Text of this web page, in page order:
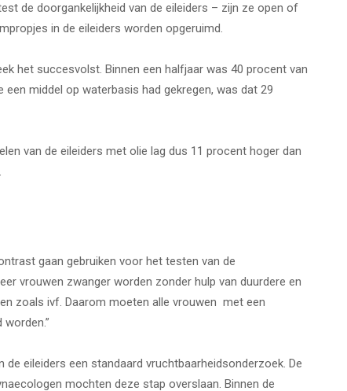
de doorgankelijkheid van de eileiders – zijn ze open of
in de eileiders worden opgeruimd.
het succesvolst. Binnen een halfjaar was 40 procent van
middel op waterbasis had gekregen, was dat 29
van de eileiders met olie lag dus 11 procent hoger dan
gaan gebruiken voor het testen van de
vrouwen zwanger worden zonder hulp van duurdere en
zoals ivf. Daarom moeten alle vrouwen met een
eileiders een standaard vruchtbaarheidsonderzoek. De
mochten deze stap overslaan. Binnen de